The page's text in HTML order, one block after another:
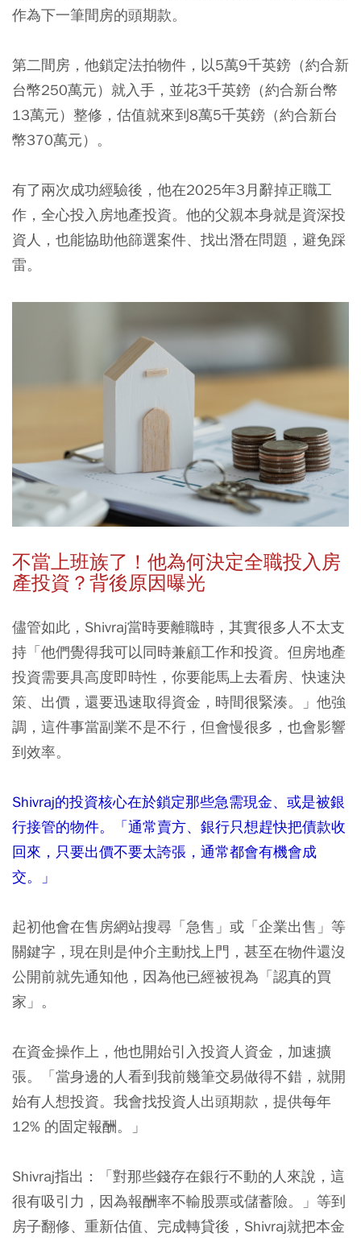
作為下一筆間房的頭期款。
第二間房，他鎖定法拍物件，以5萬9千英鎊（約合新
台幣250萬元）就入手，並花3千英鎊（約合新台幣
13萬元）整修，估值就來到8萬5千英鎊（約合新台
幣370萬元）。
有了兩次成功經驗後，他在2025年3月辭掉正職工
作，全心投入房地產投資。他的父親本身就是資深投
資人，也能協助他篩選案件、找出潛在問題，避免踩
雷。
不當上班族了！他為何決定全職投入房
產投資？背後原因曝光
儘管如此，Shivraj當時要離職時，其實很多人不太支
持「他們覺得我可以同時兼顧工作和投資。但房地產
投資需要具高度即時性，你要能馬上去看房、快速決
策、出價，還要迅速取得資金，時間很緊湊。」他強
調，這件事當副業不是不行，但會慢很多，也會影響
到效率。
Shivraj的投資核心在於鎖定那些急需現金、或是被銀
行接管的物件。「通常賣方、銀行只想趕快把債款收
回來，只要出價不要太誇張，通常都會有機會成
交。」
起初他會在售房網站搜尋「急售」或「企業出售」等
關鍵字，現在則是仲介主動找上門，甚至在物件還沒
公開前就先通知他，因為他已經被視為「認真的買
家」。
在資金操作上，他也開始引入投資人資金，加速擴
張。「當身邊的人看到我前幾筆交易做得不錯，就開
始有人想投資。我會找投資人出頭期款，提供每年
12% 的固定報酬。」
Shivraj指出：「對那些錢存在銀行不動的人來說，這
很有吸引力，因為報酬率不輸股票或儲蓄險。」等到
房子翻修、重新估值、完成轉貸後，Shivraj就把本金